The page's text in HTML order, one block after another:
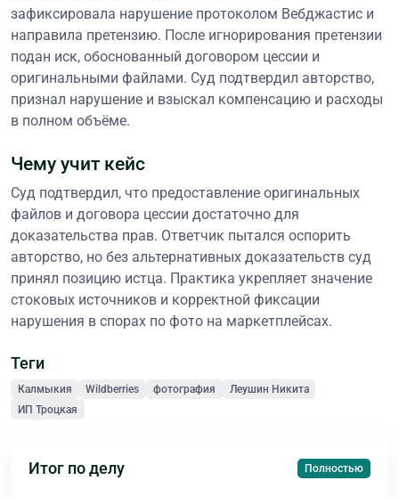
зафиксировала нарушение протоколом Вебджастис и
направила претензию. После игнорирования претензии
подан иск, обоснованный договором цессии и
оригинальными файлами. Суд подтвердил авторство,
признал нарушение и взыскал компенсацию и расходы
в полном объёме.
Чему учит кейс
Суд подтвердил, что предоставление оригинальных
файлов и договора цессии достаточно для
доказательства прав. Ответчик пытался оспорить
авторство, но без альтернативных доказательств суд
принял позицию истца. Практика укрепляет значение
стоковых источников и корректной фиксации
нарушения в спорах по фото на маркетплейсах.
Теги
Калмыкия Wildberries фотография
Леушин Никита
ИП Троцкая
Итог по делу Полностью